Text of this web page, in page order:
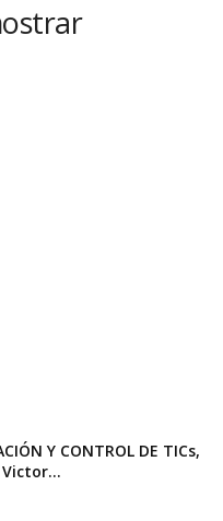
Y CONTROL DE TICs,
Victor...